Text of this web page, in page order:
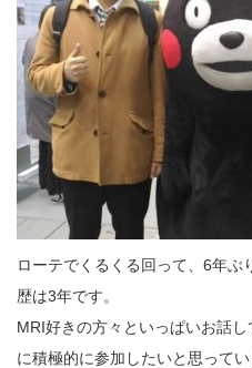
ローテでくるくる回って、6年ぶ
歴は3年です。
MRI好きの方々といっぱいお話
に積極的に参加したいと思ってい